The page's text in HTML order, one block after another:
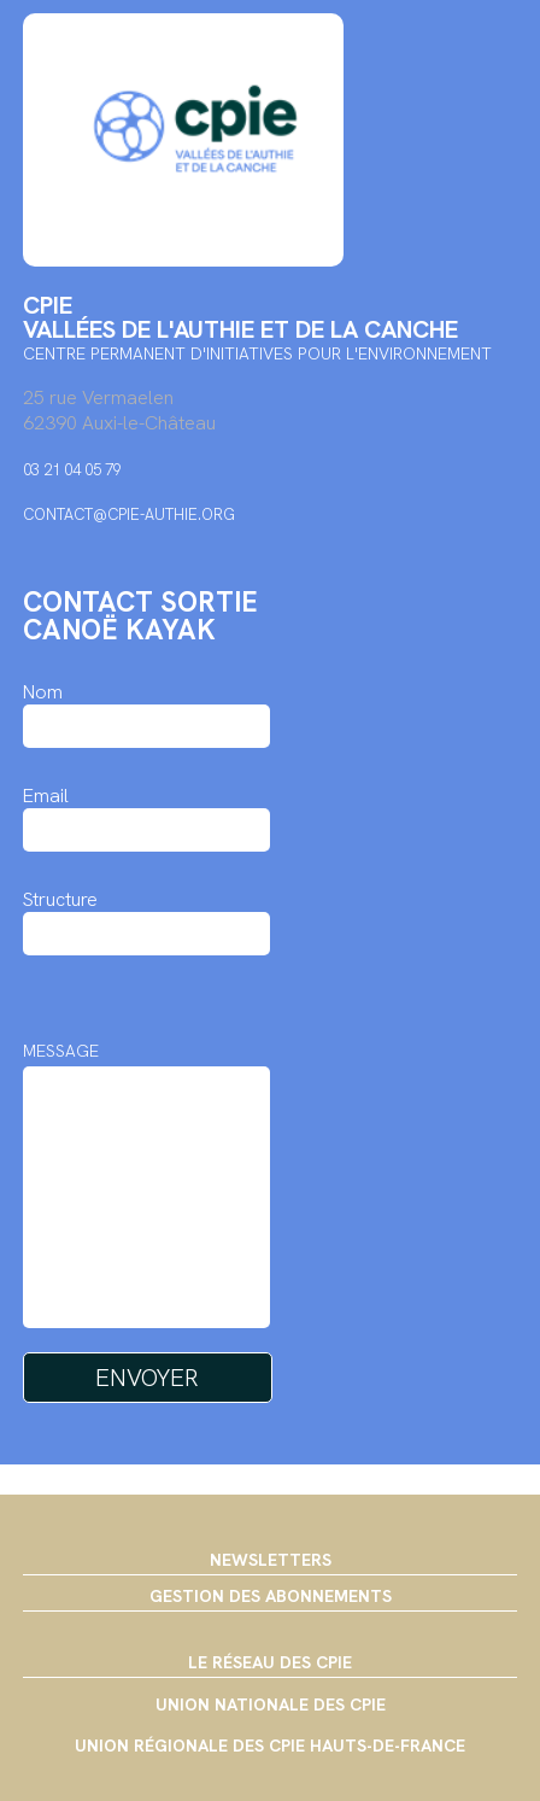
CPIE
VALLÉES DE L'AUTHIE ET DE LA CANCHE
CENTRE PERMANENT D'INITIATIVES POUR L'ENVIRONNEMENT
25 rue Vermaelen
62390 Auxi-le-Château
03 21 04 05 79
CONTACT@CPIE-AUTHIE.ORG
CONTACT SORTIE
CANOË KAYAK
Nom
Email
Structure
MESSAGE
NEWSLETTERS
GESTION DES ABONNEMENTS
LE RÉSEAU DES CPIE
UNION NATIONALE DES CPIE
UNION RÉGIONALE DES CPIE HAUTS-DE-FRANCE